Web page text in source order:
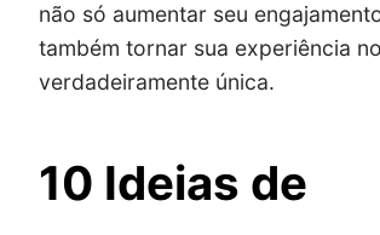
não só aumentar seu
também tornar sua experiência
verdadeiramente única.
10 Ideias de